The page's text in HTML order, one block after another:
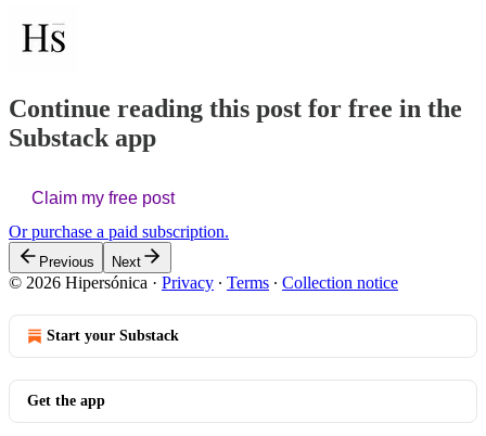
Continue reading this post for free in the
Substack app
Claim my free post
Or purchase a paid subscription.
Previous Next
© 2026 Hipersónica · Privacy ∙ Terms ∙ Collection notice
Start your Substack
Get the app